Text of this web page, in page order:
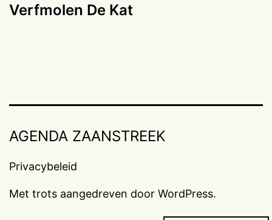
Verfmolen De Kat
AGENDA ZAANSTREEK
Privacybeleid
Met trots aangedreven door WordPress.